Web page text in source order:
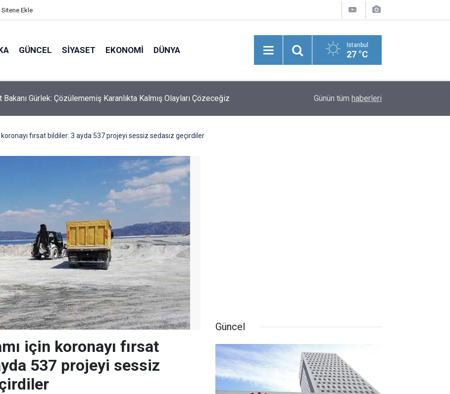
Sitene Ekle
GÜNCEL SIYASET EKONOMI DÜNYA İstanbul
27 °C
Bakanı Gürlek: Çözülememiş Karanlıkta Kalmış Olayları Çözeceğiz Sapanca Gölü'nde Su Seviyesi Geçen Yılın 11
Günün tüm haberleri
koronayı fırsat bildiler: 3 ayda 537 projeyi sessiz sedasız geçirdiler
için koronayı fırsat
537 projeyi sessiz
Güncel